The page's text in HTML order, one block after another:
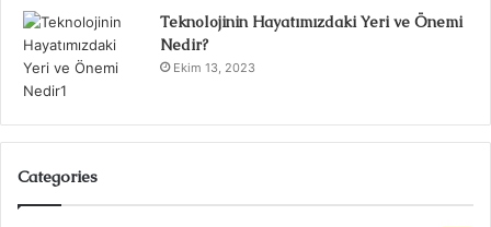
Teknolojinin Hayatımızdaki Yeri ve Önemi
Nedir?
Ekim 13, 2023
Categories